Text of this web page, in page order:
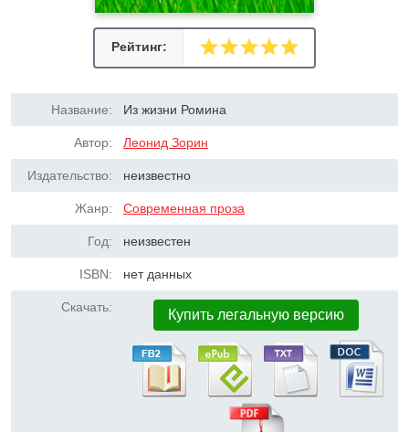
Рейтинг:
Название: Из жизни Ромина
Автор: Леонид Зорин
Издательство: неизвестно
Жанр: Современная проза
Год: неизвестен
ISBN: нет данных
Скачать: Купить легальную версию